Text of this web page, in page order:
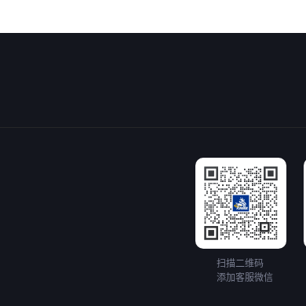
扫描二维码
添加客服微信